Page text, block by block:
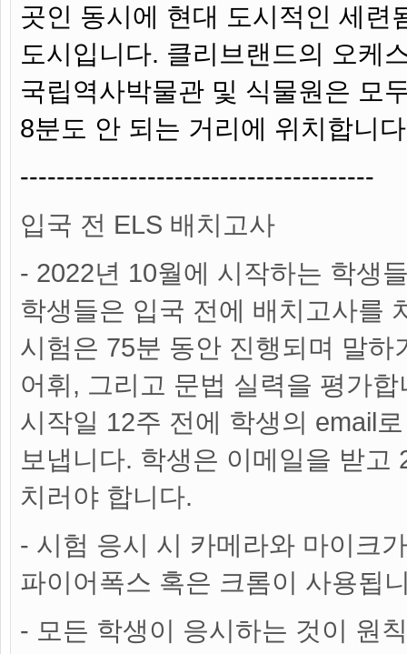
곳인 동시에 현대 도시적인 세련
도시입니다. 클리브랜드의 오케
국립역사박물관 및 식물원은 모
8분도 안 되는 거리에 위치합니
---------------------------------------
입국 전 ELS 배치고사
- 2022년 10월에 시작하는 학생
학생들은 입국 전에 배치고사를
시험은 75분 동안 진행되며 말하
어휘, 그리고 문법 실력을 평가
시작일 12주 전에 학생의 email
보냅니다. 학생은 이메일을 받고
치러야 합니다.
- 시험 응시 시 카메라와 마이크
파이어폭스 혹은 크롬이 사용됩
- 모든 학생이 응시하는 것이 원